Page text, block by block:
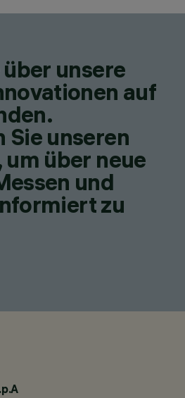
unsere
auf
Sie unseren
über neue
und
zu